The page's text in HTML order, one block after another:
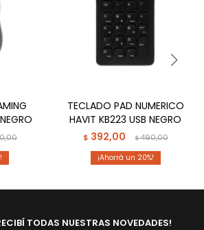
TECLADO PAD NUMERICO
HAVIT KB223 USB NEGRO
$ 392,00 $490,00
20
TODAS NUESTRAS NOVEDADES!